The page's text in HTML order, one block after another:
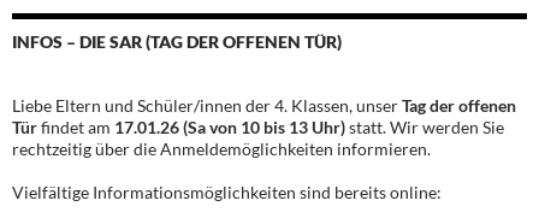
INFOS – DIE SAR (TAG DER OFFENEN TÜR)
Liebe Eltern und Schüler/innen der 4. Klassen, unserTag der offenen
Türfindet am 17.01.26 (Sa von 10 bis 13 Uhr)statt. Wir werden Sie
rechtzeitig über die Anmeldemöglichkeiten informieren.
Vielfältige Informationsmöglichkeiten sind bereits online: